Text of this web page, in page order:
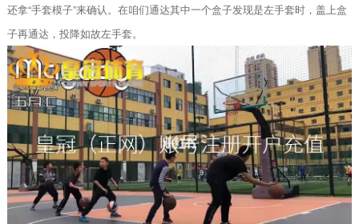
还拿“手套模子”来确认。在咱们通达其中一个盒子发现是左手套时，盖上盒
子再通达，投降如故左手套。